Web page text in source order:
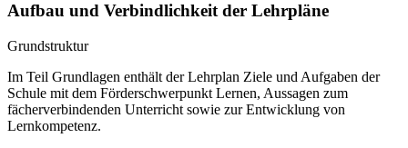
Aufbau und Verbindlichkeit der Lehrpläne
Grundstruktur
Im Teil Grundlagen enthält der Lehrplan Ziele und Aufgaben der
Schule mit dem Förderschwerpunkt Lernen, Aussagen zum
fächerverbindenden Unterricht sowie zur Entwicklung von
Lernkompetenz.